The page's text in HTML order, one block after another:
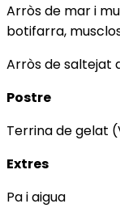
Arròs de mar i
botifarra,
Arròs de saltejat
Postre
Terrina de gelat
Extres
Pa i aigua